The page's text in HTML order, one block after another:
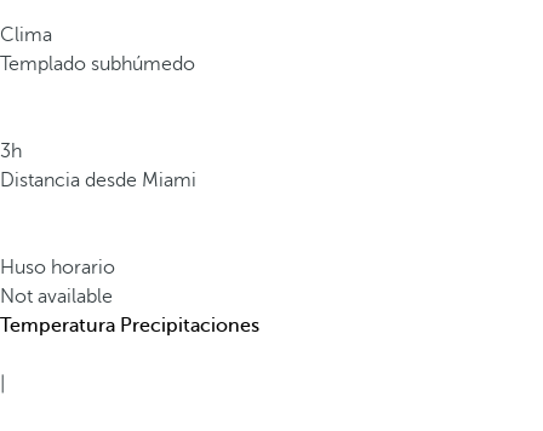
Clima
Templado subhúmedo
3h
Distancia desde Miami
Huso horario
Not available
Temperatura Precipitaciones